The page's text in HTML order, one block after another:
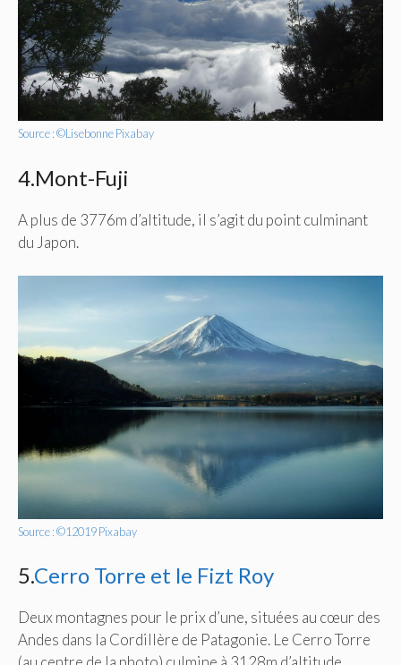
Source : ©Lisebonne Pixabay
4.Mont-Fuji
A plus de 3776m d’altitude, il s’agit du point culminant
du Japon.
Source : ©12019 Pixabay
5.Cerro Torre et le Fizt Roy
Deux montagnes pour le prix d’une, situées au cœur des
Andes dans la Cordillère de Patagonie. Le Cerro Torre